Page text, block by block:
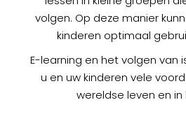
volgen. Op deze manier
kinderen optimaal
E-learning en het volgen van
u en uw kinderen vele
wereldse leven en